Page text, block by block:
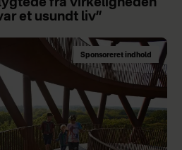
fra virkeligheden
et usundt liv”
Sponsoreret indhold